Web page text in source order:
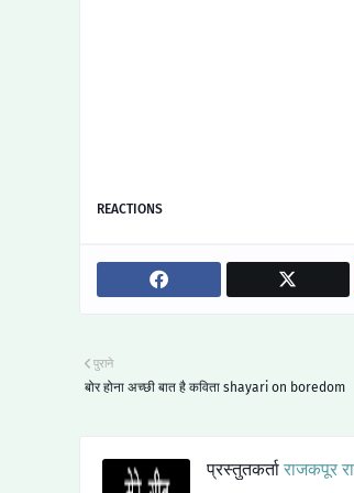
REACTIONS
पुराने
बोर होना अच्छी बात है कविता shayari on boredom
प्रस्तुतकर्ता राजकपूर